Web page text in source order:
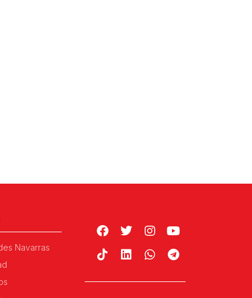
Navarras